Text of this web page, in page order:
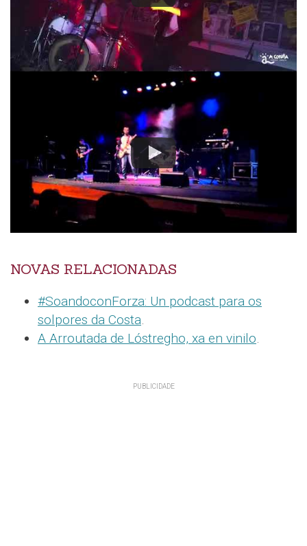
NOVAS RELACIONADAS
#SoandoconForza: Un podcast para os
solpores da Costa.
A Arroutada de Lóstregho, xa en vinilo.